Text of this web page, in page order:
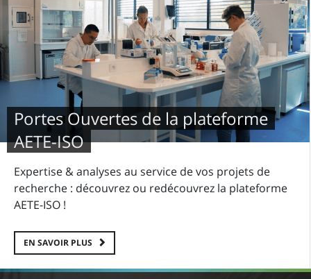
Portes Ouvertes de la plateforme
AETE-ISO
Expertise & analyses au service de vos projets de
recherche : découvrez ou redécouvrez la plateforme
AETE-ISO !
EN SAVOIR PLUS